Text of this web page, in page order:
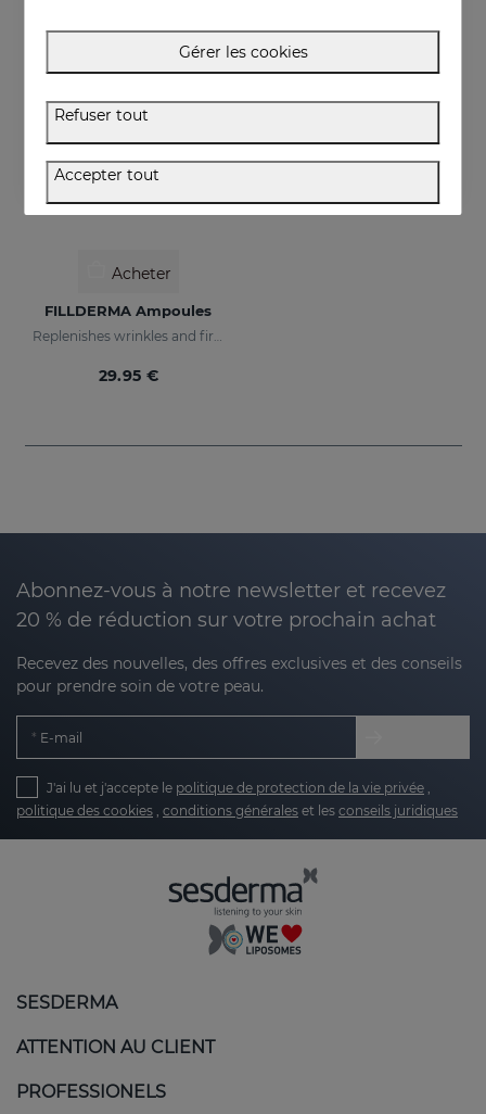
Acheter
FILLDERMA Ampoules
Replenishes wrinkles and firms the skin
29.95 €
Abonnez-vous à notre newsletter et recevez
20 % de réduction sur votre prochain achat
Recevez des nouvelles, des offres exclusives et des conseils
pour prendre soin de votre peau.
E-mail
J'ai lu et j'accepte le politique de protection de la vie privée ,
politique des cookies , conditions générales et les conseils juridiques
SESDERMA
ATTENTION AU CLIENT
PROFESSIONELS
Gérer les cookies
Refuser tout
Accepter tout